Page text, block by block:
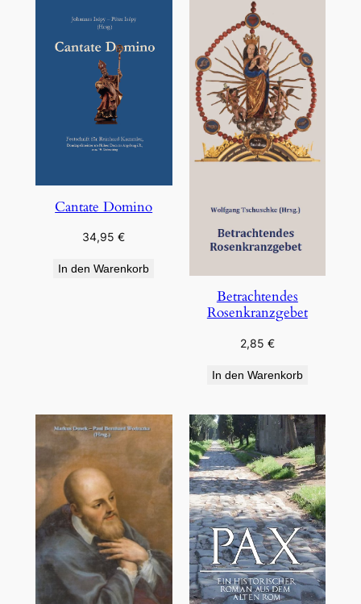
Cantate Domino
34,95€
In den Warenkorb
Betrachtendes
Rosenkranzgebet
2,85 €
In den Warenkorb